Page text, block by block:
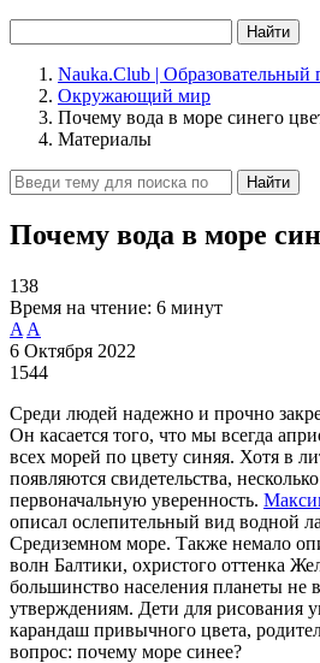
Найти
Nauka.Club | Образовательный
Окружающий мир
Почему вода в море синего
Материалы
Найти
Почему вода в море
138
Время на чтение: 6 минут
A A
6 Октября 2022
1544
Среди людей надежно и прочно
Он касается того, что мы всегда
всех морей по цвету синяя. Хотя в
появляются свидетельства,
первоначальную уверенность.
описал ослепительный вид водной
Средиземном море. Также немало
волн Балтики, охристого оттенка
большинство населения планеты не
утверждениям. Дети для рисования
карандаш привычного цвета,
вопрос: почему море синее?